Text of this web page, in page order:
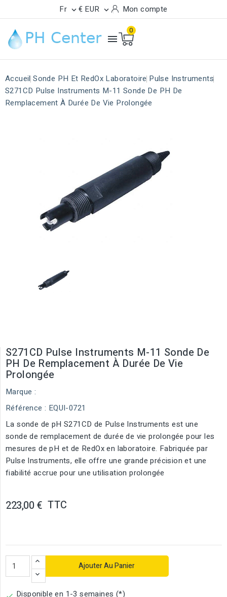
Fr  € EUR  Mon compte

0
Accueil Sonde PH Et RedOx Laboratoire Pulse Instruments
S271CD Pulse Instruments M-11 Sonde De PH De
Remplacement À Durée De Vie Prolongée
S271CD Pulse Instruments M-11 Sonde De
PH De Remplacement À Durée De Vie
Prolongée
Marque :
Référence : EQUI-0721
La sonde de pH S271CD de Pulse Instruments est une
sonde de remplacement de durée de vie prolongée pour les
mesures de pH et de RedOx en laboratoire. Fabriquée par
Pulse Instruments, elle offre une grande précision et une
fiabilité accrue pour une utilisation prolongée
223,00 € TTC
Ajouter Au Panier
Disponible en 1-3 semaines (*)